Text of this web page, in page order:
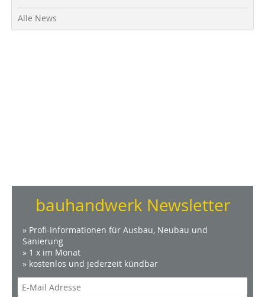
Alle News
bauhandwerk Newsletter
» Profi-Informationen für Ausbau, Neubau und
Sanierung
» 1 x im Monat
» kostenlos und jederzeit kündbar